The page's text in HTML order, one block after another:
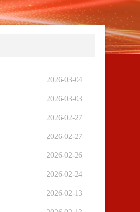
2026-03-04
2026-03-03
2026-02-27
2026-02-27
2026-02-26
2026-02-24
2026-02-13